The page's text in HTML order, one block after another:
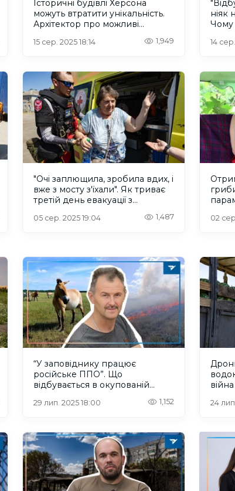
Історичні будівлі Херсона
можуть втратити унікальність.
Архітектор про можливі
15 сер. 2025 18:14 1,949
ніяк
Чому
14
"Очі заплющила, зробила вдих, і
вже з мосту з'їхали". Як триває
третій день евакуації з
мікрорайону Херсона
05 сер. 2025 19:04 1,487 02
“У заповіднику працює
російське ППО”. Що
відбувається в окупованій
Херсонщини?
29 лип. 2025 18:00 1,152 24